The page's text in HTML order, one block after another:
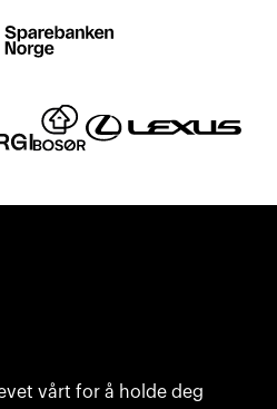
vårt for å holde deg